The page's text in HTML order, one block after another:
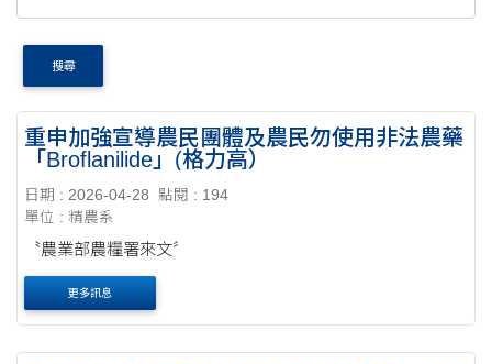
搜尋
重申加強宣導農民團體及農民勿使用非法農藥
「Broflanilide」(格力高）
日期 : 2026-04-28
點閱 : 194
單位 : 精農系
〝農業部農糧署來文〞
更多訊息